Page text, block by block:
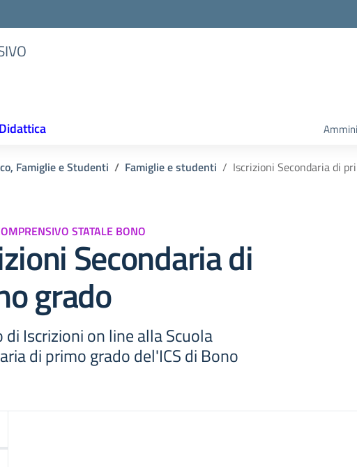
Didattica
Famiglie e Studenti Famiglie e studenti Iscrizioni Secondaria di
STATALE BONO
Secondaria di
grado
di Iscrizioni on line alla Scuola
di primo grado del'ICS di Bono